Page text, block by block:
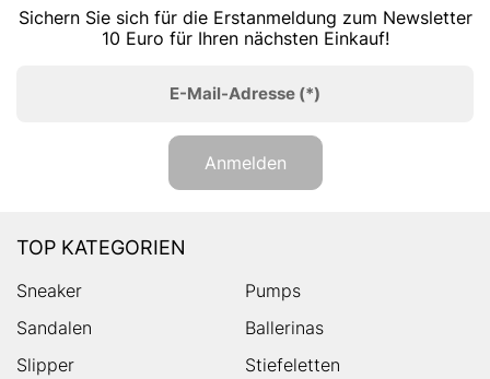
Sichern Sie sich für die Erstanmeldung zum Newsletter
10 Euro für Ihren nächsten Einkauf!
E-Mail-Adresse (*)
Anmelden
TOP KATEGORIEN
Sneaker
Pumps
Sandalen
Ballerinas
Slipper
Stiefeletten